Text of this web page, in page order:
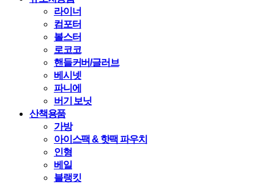
라이너
컴포터
볼스터
로코코
핸들커버/글러브
베시넷
파니에
버기 보닛
산책용품
가방
아이스팩 & 핫팩 파우치
인형
베일
블랭킷